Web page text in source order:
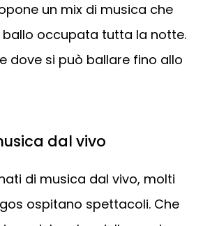
un mix di musica che
occupata tutta la notte.
dove si può ballare fino allo
dal vivo
di musica dal vivo, molti
ospitano spettacoli. Che